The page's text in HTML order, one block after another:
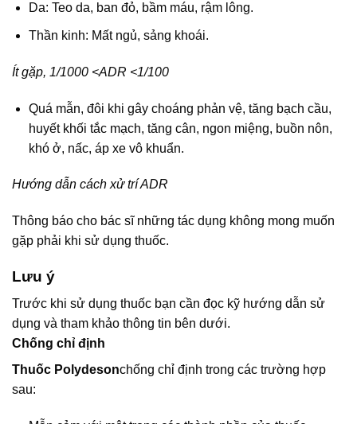
Da: Teo da, ban đỏ, bầm máu, rậm lông.
Thần kinh: Mất ngủ, sảng khoái.
Ít gặp, 1/1000 <ADR <1/100
Quá mẫn, đôi khi gây choáng phản vệ, tăng bạch cầu,
huyết khối tắc mạch, tăng cân, ngon miệng, buồn nôn,
khó ở, nấc, áp xe vô khuẩn.
Hướng dẫn cách xử trí ADR
Thông báo cho bác sĩ những tác dụng không mong muốn
gặp phải khi sử dụng thuốc.
Lưu ý
Trước khi sử dụng thuốc bạn cần đọc kỹ hướng dẫn sử
dụng và tham khảo thông tin bên dưới.
Chống chỉ định
Thuốc Polydesonchống chỉ định trong các trường hợp
sau: